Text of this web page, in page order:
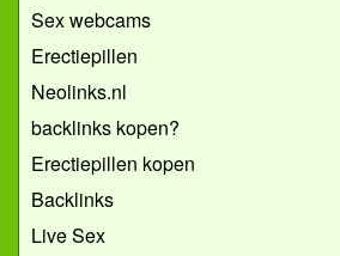
Sex webcams
Erectiepillen
Neolinks.nl
backlinks kopen?
Erectiepillen kopen
Backlinks
Live Sex